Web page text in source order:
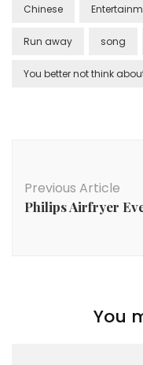
Chinese
Run away song
You better not think
Previous Article
Philips Airfryer
You